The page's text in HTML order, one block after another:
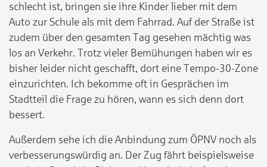
schlecht ist, bringen sie ihre Kinder lieber mit dem
Auto zur Schule als mit dem Fahrrad. Auf der Straße ist
zudem über den gesamten Tag gesehen mächtig was
los an Verkehr. Trotz vieler Bemühungen haben wir es
bisher leider nicht geschafft, dort eine Tempo-30-Zone
einzurichten. Ich bekomme oft in Gesprächen im
Stadtteil die Frage zu hören, wann es sich denn dort
bessert.
Außerdem sehe ich die Anbindung zum ÖPNV noch als
verbesserungswürdig an. Der Zug fährt beispielsweise